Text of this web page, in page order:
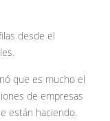
desde el
que es mucho el
de empresas
están haciendo.